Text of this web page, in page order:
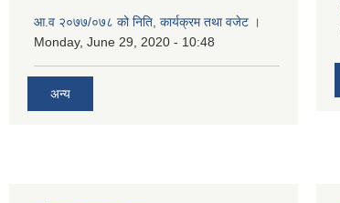
आ.व २०७७/०७८ को निति, कार्यक्रम तथा वजेट ।
Monday, June 29, 2020 - 10:48
अन्य